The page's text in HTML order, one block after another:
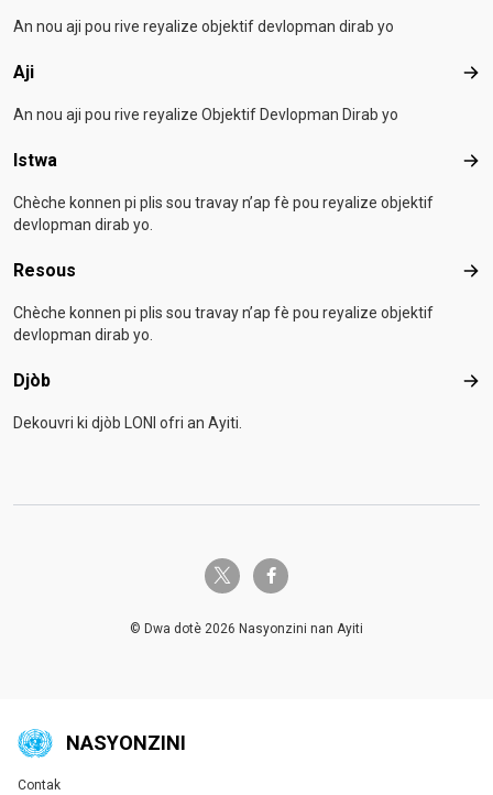
An nou aji pou rive reyalize objektif devlopman dirab yo
Aji Aji
An nou aji pou rive reyalize Objektif Devlopman Dirab yo
Istwa
Chèche konnen pi plis sou travay n’ap fè pou reyalize objektif
devlopman dirab yo.
Resous
Chèche konnen pi plis sou travay n’ap fè pou reyalize objektif
devlopman dirab yo.
Djòb
Dekouvri ki djòb LONI ofri an Ayiti.
twitter-x facebook-f
© Dwa dotè 2026 Nasyonzini nan Ayiti
NASYONZINI
Global U.N. menu
Contak